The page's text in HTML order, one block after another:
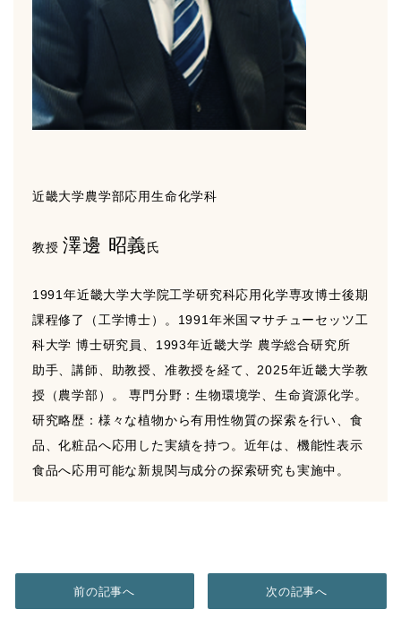
近畿大学農学部応用生命化学科
教授澤邊 昭義氏
1991年近畿大学大学院工学研究科応用化学専攻博士後期
課程修了（工学博士）。1991年米国マサチューセッツ工
科大学 博士研究員、1993年近畿大学 農学総合研究所
助手、講師、助教授、准教授を経て、2025年近畿大学教
授（農学部）。 専門分野：生物環境学、生命資源化学。
研究略歴：様々な植物から有用性物質の探索を行い、食
品、化粧品へ応用した実績を持つ。近年は、機能性表示
食品へ応用可能な新規関与成分の探索研究も実施中。
前の記事へ 次の記事へ